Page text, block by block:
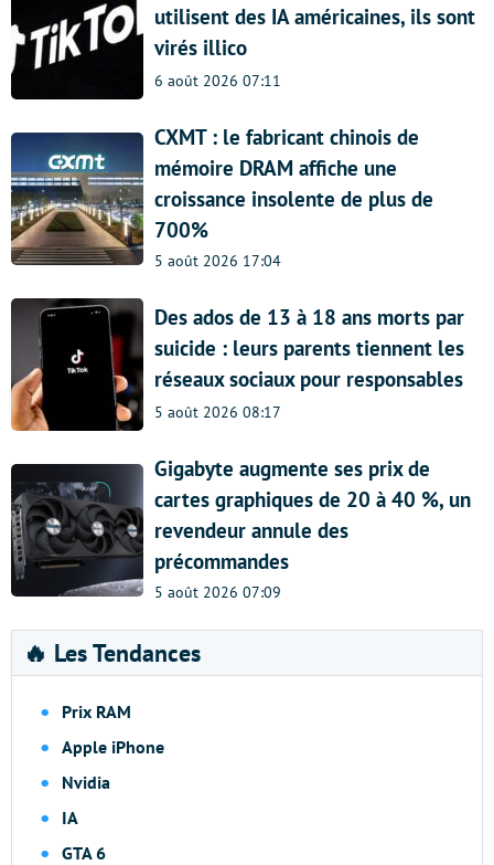
utilisent des IA américaines, ils sont
virés illico
6 août 2026 07:11
CXMT : le fabricant chinois de
mémoire DRAM affiche une
croissance insolente de plus de
700%
5 août 2026 17:04
Des ados de 13 à 18 ans morts par
suicide : leurs parents tiennent les
réseaux sociaux pour responsables
5 août 2026 08:17
Gigabyte augmente ses prix de
cartes graphiques de 20 à 40 %, un
revendeur annule des
précommandes
5 août 2026 07:09
🔥 Les Tendances
Prix RAM
Apple iPhone
Nvidia
IA
GTA 6